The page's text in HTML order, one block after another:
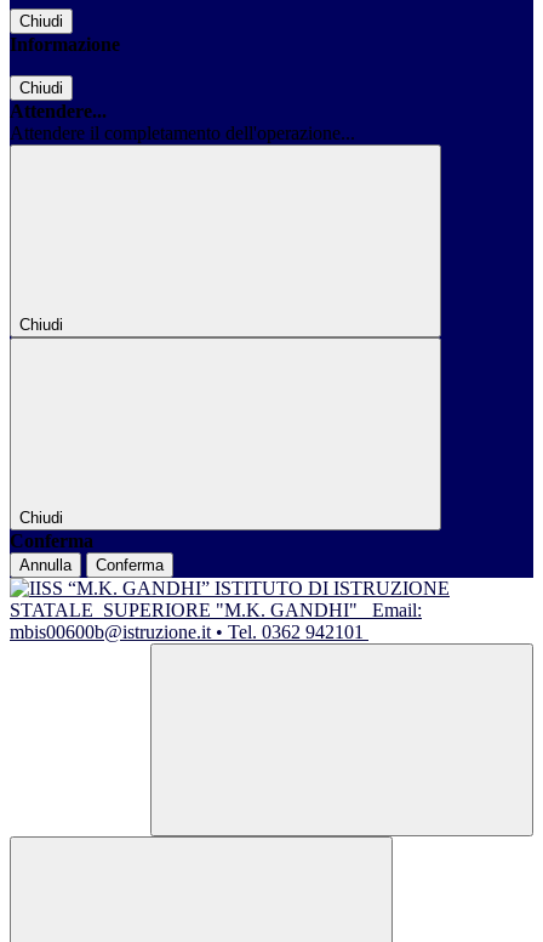
Chiudi
Informazione
Chiudi
Attendere...
Attendere il completamento dell'operazione...
Chiudi
Chiudi
Conferma
Annulla Conferma
ISTITUTO DI ISTRUZIONE
STATALE SUPERIORE "M.K. GANDHI"
Email:
mbis00600b@istruzione.it • Tel. 0362 942101